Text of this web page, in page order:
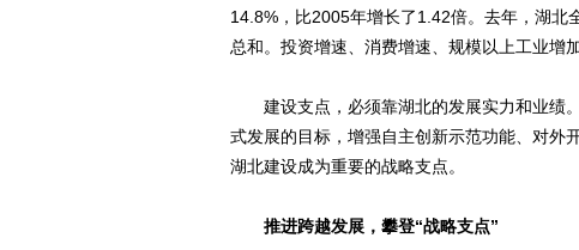
14.8%，比2005年增长了1.42倍。去年，湖北
总和。投资增速、消费增速、规模以上工业增
建设支点，必须靠湖北的发展实力和业绩。
式发展的目标，增强自主创新示范功能、对外
湖北建设成为重要的战略支点。
推进跨越发展，攀登“战略支点”